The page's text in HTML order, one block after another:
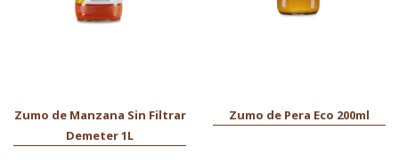
Zumo de Manzana Sin Filtrar
Demeter 1L
Zumo de Pera Eco 200ml